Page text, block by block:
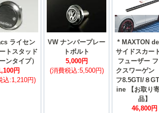
ライセン
トスタッド
ンタイプ）
円
込:1,210円)
VW ナンバープレー
トボルト
5,000円
(消費税込:5,500円)
* MAXTON
サイドスカー
フューザー
クスワーゲ
フ8.5GTI/８
ine 【お取り
品】
46,800円